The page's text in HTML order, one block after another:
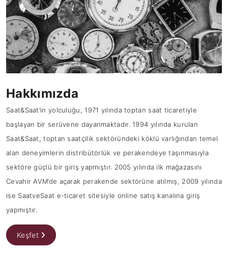
Hakkımızda
Saat&Saat’in yolculuğu, 1971 yılında toptan saat ticaretiyle
başlayan bir serüvene dayanmaktadır. 1994 yılında kurulan
Saat&Saat, toptan saatçilik sektöründeki köklü varlığından temel
alan deneyimlerin distribütörlük ve perakendeye taşınmasıyla
sektöre güçlü bir giriş yapmıştır. 2005 yılında ilk mağazasını
Cevahir AVM’de açarak perakende sektörüne atılmış, 2009 yılında
ise SaatveSaat e-ticaret sitesiyle online satış kanalına giriş
yapmıştır.
Keşfet